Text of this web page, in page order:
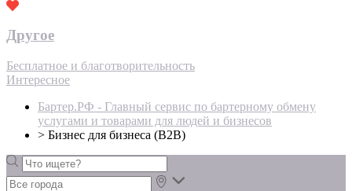
Другое
Бесплатное и благотворительность
Интересное
Бартер.РФ - Главный сервис по бартерному обмену
услугами и товарами для людей и бизнесов
> Бизнес для бизнеса (B2B)